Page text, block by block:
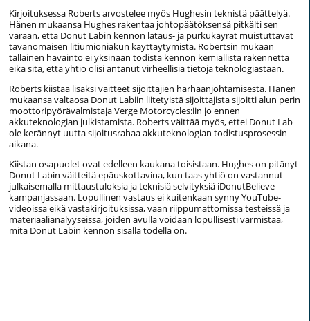
Kirjoituksessa Roberts arvostelee myös Hughesin teknistä päättelyä.
Hänen mukaansa Hughes rakentaa johtopäätöksensä pitkälti sen
varaan, että Donut Labin kennon lataus- ja purkukäyrät muistuttavat
tavanomaisen litiumioniakun käyttäytymistä. Robertsin mukaan
tällainen havainto ei yksinään todista kennon kemiallista rakennetta
eikä sitä, että yhtiö olisi antanut virheellisiä tietoja teknologiastaan.
Roberts kiistää lisäksi väitteet sijoittajien harhaanjohtamisesta. Hänen
mukaansa valtaosa Donut Labiin liitetyistä sijoittajista sijoitti alun perin
moottoripyörävalmistaja Verge Motorcycles:iin jo ennen
akkuteknologian julkistamista. Roberts väittää myös, ettei Donut Lab
ole kerännyt uutta sijoitusrahaa akkuteknologian todistusprosessin
aikana.
Kiistan osapuolet ovat edelleen kaukana toisistaan. Hughes on pitänyt
Donut Labin väitteitä epäuskottavina, kun taas yhtiö on vastannut
julkaisemalla mittaustuloksia ja teknisiä selvityksiä iDonutBelieve-
kampanjassaan. Lopullinen vastaus ei kuitenkaan synny YouTube-
videoissa eikä vastakirjoituksissa, vaan riippumattomissa testeissä ja
materiaalianalyyseissä, joiden avulla voidaan lopullisesti varmistaa,
mitä Donut Labin kennon sisällä todella on.